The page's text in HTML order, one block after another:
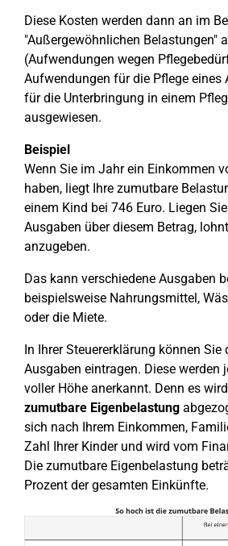
Diese Kosten werden dann an im
"Außergewöhnlichen Belastungen"
(Aufwendungen wegen
Aufwendungen für die Pflege eines
für die Unterbringung in einem
ausgewiesen.
Beispiel
Wenn Sie im Jahr ein Einkommen
haben, liegt Ihre zumutbare
einem Kind bei 746 Euro. Liegen
Ausgaben über diesem Betrag,
anzugeben.
Das kann verschiedene Ausgaben
beispielsweise Nahrungsmittel,
oder die Miete.
In Ihrer Steuererklärung können
Ausgaben eintragen. Diese werden
voller Höhe anerkannt. Denn es
zumutbare Eigenbelastung
sich nach Ihrem Einkommen,
Zahl Ihrer Kinder und wird vom
Die zumutbare Eigenbelastung
Prozent der gesamten Einkünfte.